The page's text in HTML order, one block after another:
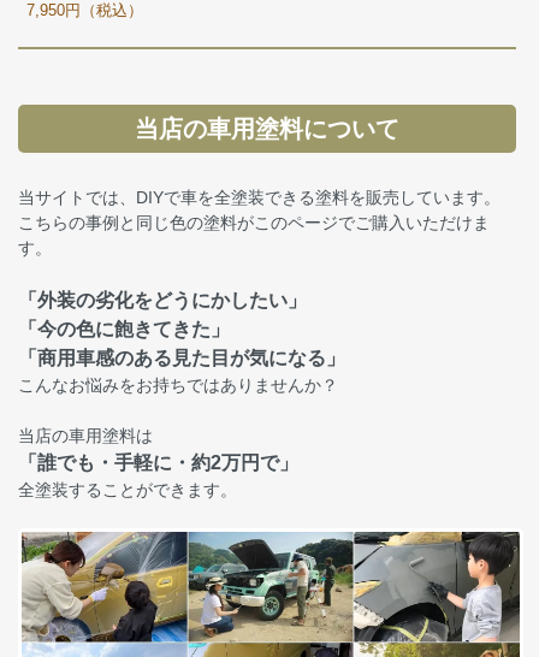
7,950円（税込）
当店の車用塗料について
当サイトでは、DIYで車を全塗装できる塗料を販売しています。
こちらの事例と同じ色の塗料がこのページでご購入いただけま
す。
「外装の劣化をどうにかしたい」
「今の色に飽きてきた」
「商用車感のある見た目が気になる」
こんなお悩みをお持ちではありませんか？
当店の車用塗料は
「誰でも・手軽に・約2万円で」
全塗装することができます。